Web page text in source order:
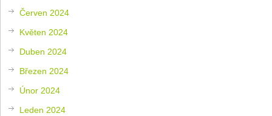
Červen 2024
Květen 2024
Duben 2024
Březen 2024
Únor 2024
Leden 2024